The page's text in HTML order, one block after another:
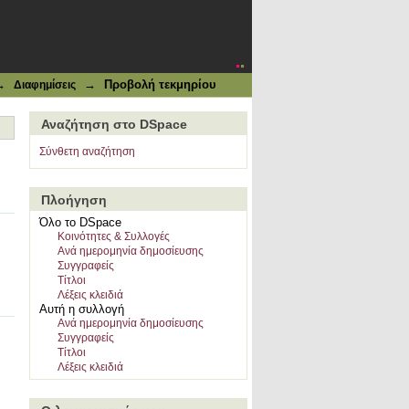
Διαφημίσεις → Προβολή τεκμηρίου
Αναζήτηση στο DSpace
Σύνθετη αναζήτηση
Πλοήγηση
Όλο το DSpace
Κοινότητες & Συλλογές
Ανά ημερομηνία δημοσίευσης
Συγγραφείς
Τίτλοι
Λέξεις κλειδιά
Αυτή η συλλογή
Ανά ημερομηνία δημοσίευσης
Συγγραφείς
Τίτλοι
Λέξεις κλειδιά